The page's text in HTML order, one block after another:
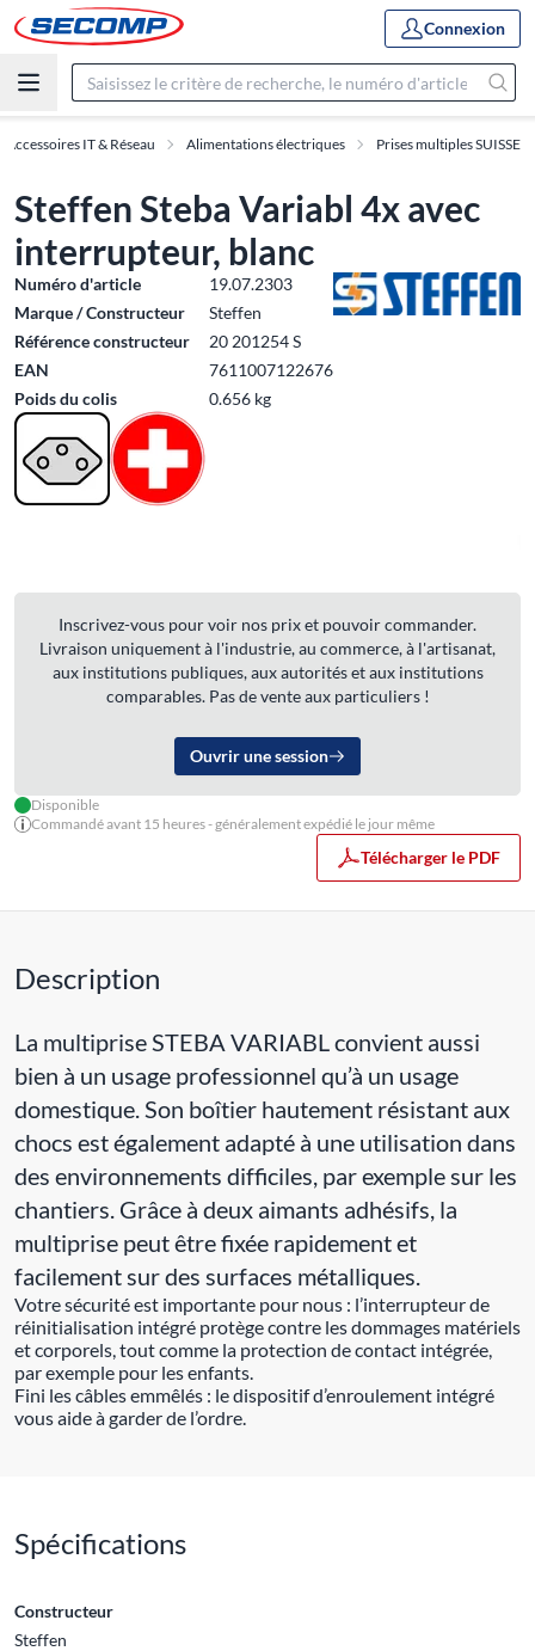
Connexion
Accessoires IT & Réseau Alimentations électriques Prises multiples SUISSE
Steffen Steba Variabl 4x avec
interrupteur, blanc
Numéro d'article
19.07.2303
Marque / Constructeur
Steffen
Référence constructeur
20 201254 S
EAN
7611007122676
Poids du colis
0.656 kg
Inscrivez-vous pour voir nos prix et pouvoir commander.
Livraison uniquement à l'industrie, au commerce, à l'artisanat,
aux institutions publiques, aux autorités et aux institutions
comparables. Pas de vente aux particuliers !
Ouvrir une session
Disponible
Commandé avant 15 heures - généralement expédié le jour même
Télécharger le PDF
Description
La multiprise STEBA VARIABL convient aussi
bien à un usage professionnel qu’à un usage
domestique. Son boîtier hautement résistant aux
chocs est également adapté à une utilisation dans
des environnements difficiles, par exemple sur les
chantiers. Grâce à deux aimants adhésifs, la
multiprise peut être fixée rapidement et
facilement sur des surfaces métalliques.
Votre sécurité est importante pour nous : l’interrupteur de
réinitialisation intégré protège contre les dommages matériels
et corporels, tout comme la protection de contact intégrée,
par exemple pour les enfants.
Fini les câbles emmêlés : le dispositif d’enroulement intégré
vous aide à garder de l’ordre.
Spécifications
Constructeur
Steffen